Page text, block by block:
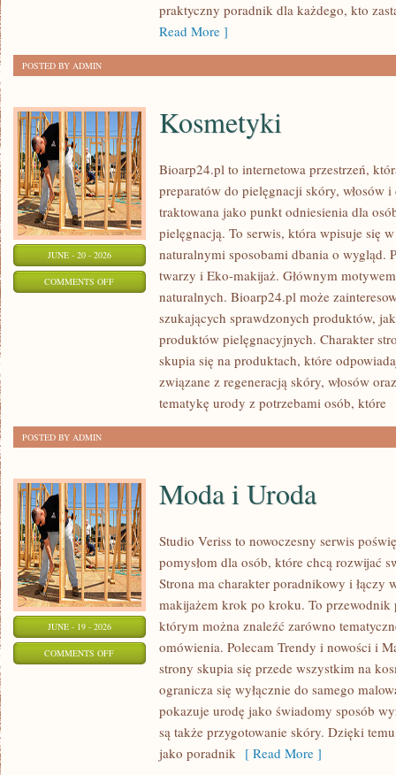
praktyczny poradnik dla każdego, kto
Read More ]
POSTED BY ADMIN
JUNE - 20 - 2026
COMMENTS OFFON
KOSMETYKI
Kosmetyki
Bioarp24.pl to internetowa przestrzeń,
preparatów do pielęgnacji skóry, włosów i
traktowana jako punkt odniesienia dla
pielęgnacją. To serwis, która wpisuje się
naturalnymi sposobami dbania o wygląd.
twarzy i Eko-makijaż. Głównym
naturalnych. Bioarp24.pl może
szukających sprawdzonych produktów,
produktów pielęgnacyjnych. Charakter
skupia się na produktach, które
związane z regeneracją skóry, włosów
tematykę urody z potrzebami osób, które
POSTED BY ADMIN
JUNE - 19 - 2026
COMMENTS OFFON
Moda i Uroda
Studio Veriss to nowoczesny serwis
pomysłom dla osób, które chcą rozwijać
Strona ma charakter poradnikowy i łączy
makijażem krok po kroku. To
którym można znaleźć zarówno
omówienia. Polecam Trendy i nowości i
strony skupia się przede wszystkim na
ogranicza się wyłącznie do samego
pokazuje urodę jako świadomy sposób
są także przygotowanie skóry. Dzięki
jako poradnik [ Read More ]